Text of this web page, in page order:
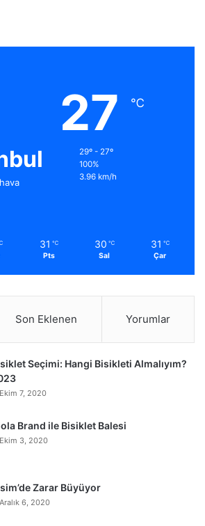
27 ℃
29º - 27º
100%
3.96 km/h
31 ℃
Pts
30 ℃
Sal
31 ℃
Çar
Son Eklenen Yorumlar
Seçimi: Hangi Bisikleti Almalıyım?
Ekim 7, 2020
Brand ile Bisiklet Balesi
Ekim 3, 2020
Zarar Büyüyor
Aralık 6, 2020